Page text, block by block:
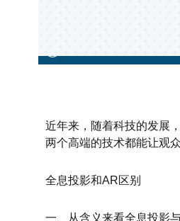
近年来，随着科技的发展
两个高端的技术都能让观
全息投影和AR区别
一、从含义来看全息投影